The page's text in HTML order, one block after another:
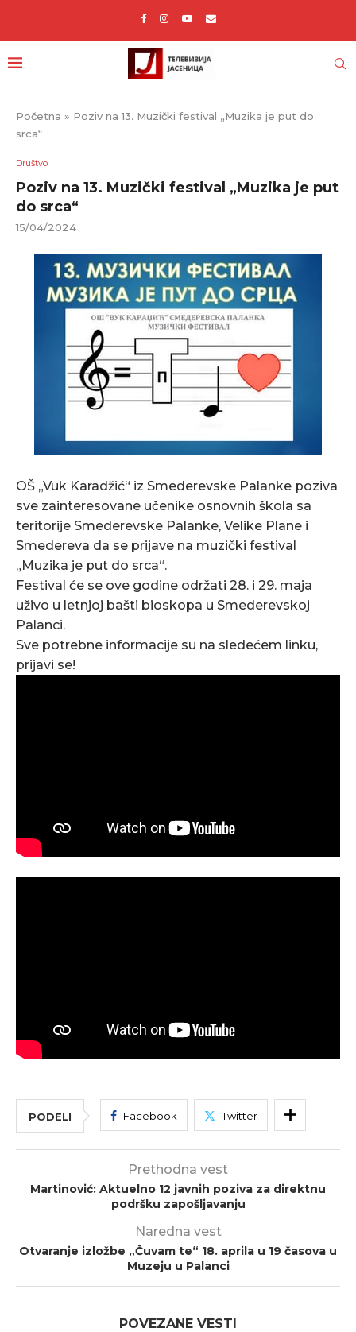
Početna » Poziv na 13. Muzički festival „Muzika je put do
srca“
Društvo
Poziv na 13. Muzički festival „Muzika je put
do srca“
15/04/2024
OŠ „Vuk Karadžić“ iz Smederevske Palanke poziva
sve zainteresovane učenike osnovnih škola sa
teritorije Smederevske Palanke, Velike Plane i
Smedereva da se prijave na muzički festival
„Muzika je put do srca“.
Festival će se ove godine održati 28. i 29. maja
uživo u letnjoj bašti bioskopa u Smederevskoj
Palanci.
Sve potrebne informacije su na sledećem linku,
prijavi se!
PODELI Facebook Twitter
Prethodna vest
Martinović: Aktuelno 12 javnih poziva za direktnu
podršku zapošljavanju
Naredna vest
Otvaranje izložbe „Čuvam te“ 18. aprila u 19 časova u
Muzeju u Palanci
POVEZANE VESTI